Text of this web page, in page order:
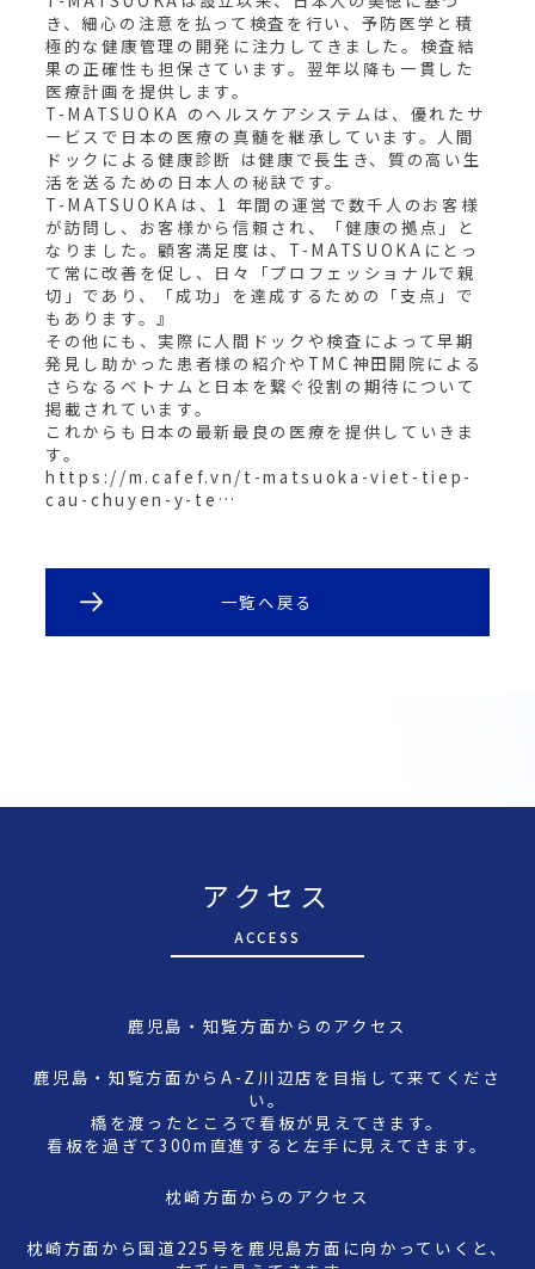
き、細心の注意を払って検査を行い、予防医学と積
極的な健康管理の開発に注力してきました。検査結
果の正確性も担保さています。翌年以降も一貫した
医療計画を提供します。
T-MATSUOKA のヘルスケアシステムは、優れたサ
ービスで日本の医療の真髄を継承しています。人間
ドックによる健康診断 は健康で長生き、質の高い生
活を送るための日本人の秘訣です。
T-MATSUOKAは、1 年間の運営で数千人のお客様
が訪問し、お客様から信頼され、「健康の拠点」と
なりました。顧客満足度は、T-MATSUOKAにとっ
て常に改善を促し、日々「プロフェッショナルで親
切」であり、「成功」を達成するための「支点」で
もあります。』
その他にも、実際に人間ドックや検査によって早期
発見し助かった患者様の紹介やTMC神田開院による
さらなるベトナムと日本を繋ぐ役割の期待について
掲載されています。
これからも日本の最新最良の医療を提供していきま
す。
https://m.cafef.vn/t-matsuoka-viet-tiep-
cau-chuyen-y-te…
一覧へ戻る
アクセス
ACCESS
鹿児島・知覧方面からのアクセス
鹿児島・知覧方面からA-Z川辺店を目指して来てくださ
い。
橋を渡ったところで看板が見えてきます。
看板を過ぎて300m直進すると左手に見えてきます。
枕崎方面からのアクセス
枕崎方面から国道225号を鹿児島方面に向かっていくと、